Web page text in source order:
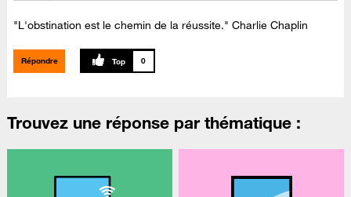
"L'obstination est le chemin de la réussite." Charlie Chaplin
Répondre 0
Trouvez une réponse par thématique :